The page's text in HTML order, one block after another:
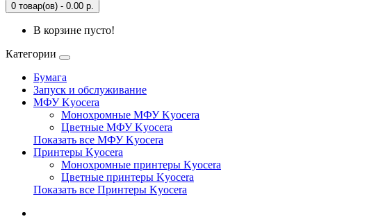
0 товар(ов) - 0.00 р.
В корзине пусто!
Категории
Бумага
Запуск и обслуживание
МФУ Kyocera
Монохромные МФУ Kyocera
Цветные МФУ Kyocera
Показать все МФУ Kyocera
Принтеры Kyocera
Монохромные принтеры Kyocera
Цветные принтеры Kyocera
Показать все Принтеры Kyocera